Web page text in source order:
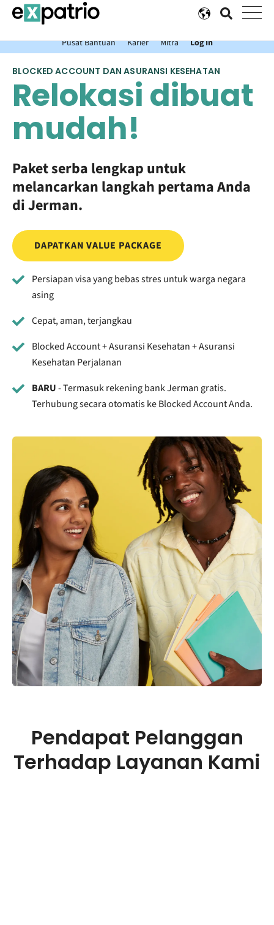
Berita terkini: Dapatkan Expatrio Bank Account gratis Anda
dengan Value Package.
Pusat Bantuan
Karier Mitra Log In
BLOCKED ACCOUNT DAN ASURANSI KESEHATAN
Relokasi dibuat
mudah!
Paket serba lengkap untuk
melancarkan langkah pertama Anda
di Jerman.
DAPATKAN VALUE PACKAGE
Persiapan visa yang bebas stres untuk warga negara
asing
Cepat, aman, terjangkau
Blocked Account + Asuransi Kesehatan + Asuransi
Kesehatan Perjalanan
BARU- Termasuk rekening bank Jerman gratis.
Terhubung secara otomatis ke Blocked Account Anda.
Pendapat Pelanggan
Terhadap Layanan Kami